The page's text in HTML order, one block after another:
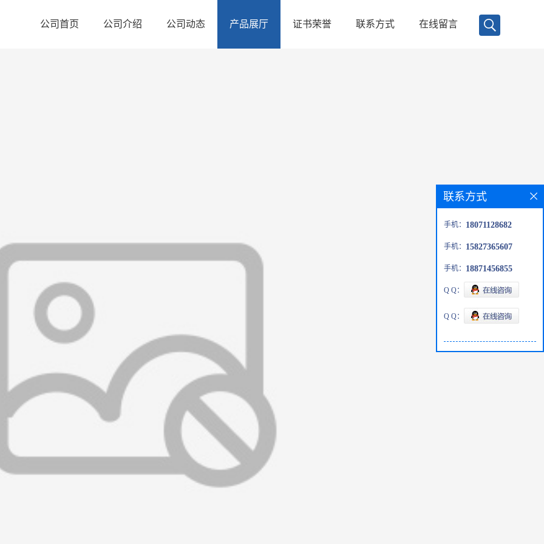
公司首页 公司介绍 公司动态 产品展厅 证书荣誉 联系方式 在线留言
联系方式
手机： 18071128682
手机： 15827365607
手机： 18871456855
Q Q：
Q Q：